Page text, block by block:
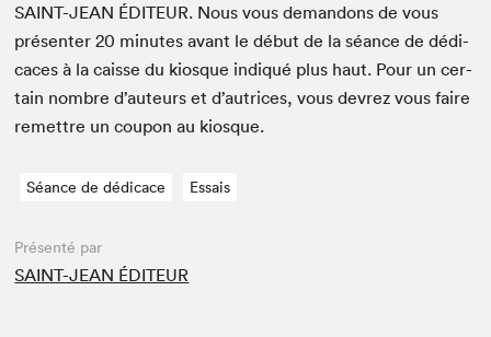
SAINT-JEAN ÉDI­TEUR. Nous vous deman­dons de vous
présen­ter20 min­utes avant le début de la séance de dédi­
caces à la caisse du kiosque indiqué plus haut. Pour un cer­
tain nom­bre d’auteurs et d’autrices, vous devrez vous faire
remet­tre un coupon au kiosque.
Séance de dédicace Essais
Présenté par
SAINT-JEAN ÉDITEUR